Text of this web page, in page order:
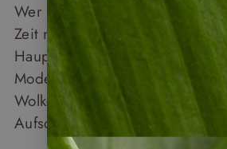
Wer nach Panama reist, sollte
Zeit nehmen, Panama City zu
Hauptstadt ist eine
Moderne und Geschichte. Die
Wolkenkratzern spiegelt den
Aufschwung des Landes wider.